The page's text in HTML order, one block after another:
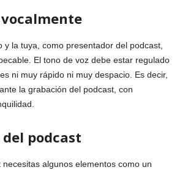
y la tuya, como presentador del podcast,
El tono de voz debe estar regulado
ni muy rápido ni muy despacio. Es decir,
la grabación del podcast, con
podcast
algunos elementos como un